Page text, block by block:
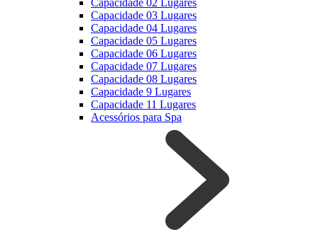
Capacidade 02 Lugares
Capacidade 03 Lugares
Capacidade 04 Lugares
Capacidade 05 Lugares
Capacidade 06 Lugares
Capacidade 07 Lugares
Capacidade 08 Lugares
Capacidade 9 Lugares
Capacidade 11 Lugares
Acessórios para Spa